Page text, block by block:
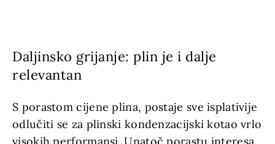
Daljinsko grijanje: plin je i dalje
relevantan
S porastom cijene plina, postaje sve isplativije
odlučiti se za plinski kondenzacijski kotao vrlo
visokih performansi. Unatoč porastu interesa